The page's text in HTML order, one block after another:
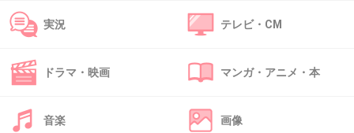
米しか食べたくない2歳児が、先日初めてシチ
ューをすすってくれました。
スプーン2杯ほどですけど...嬉しい(大泣)
実況 テレビ・CM
ドラマ・映画 マンガ・アニメ・本
音楽 画像